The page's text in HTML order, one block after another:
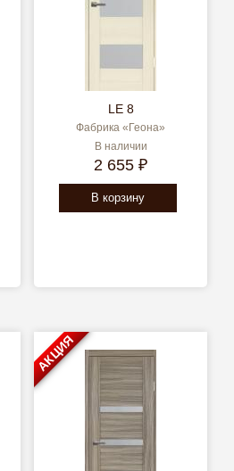
LE 8
Фабрика «Геона»
В наличии
2 655 ₽
В корзину
АКЦИЯ